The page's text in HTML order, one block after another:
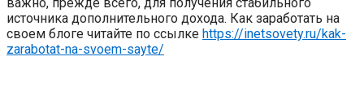
источника дополнительного дохода. Как заработать на
своем блоге читайте по ссылке https://inetsovety.ru/kak-
zarabotat-na-svoem-sayte/